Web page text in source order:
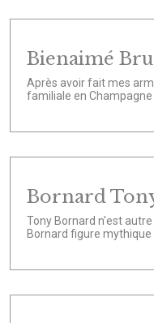
Bienaimé
Après avoir fait mes
familiale en Champagne
Bornard
Tony Bornard n'est
Bornard figure mythique